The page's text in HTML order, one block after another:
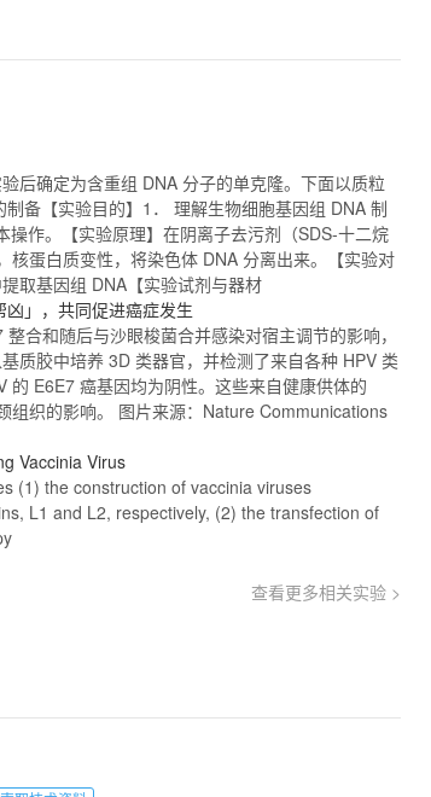
后确定为含重组 DNA 分子的单克隆。下面以质粒
备【实验目的】1． 理解生物细胞基因组 DNA 制
作。【实验原理】在阴离子去污剂（SDS-十二烷
核蛋白质变性，将染色体 DNA 分离出来。【实验对
取基因组 DNA【实验试剂与器材
」，共同促进癌症发生
整合和随后与沙眼梭菌合并感染对宿主调节的影响，
质胶中培养 3D 类器官，并检测了来自各种 HPV 类
的 E6E7 癌基因均为阴性。这些来自健康供体的
组织的影响。 图片来源：Nature Communications
Vaccinia Virus
(1) the construction of vaccinia viruses
L1 and L2, respectively, (2) the transfection of
查看更多相关实验 >